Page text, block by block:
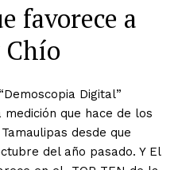
favorece a
Digital”
que hace de los
desde que
del año pasado. Y El